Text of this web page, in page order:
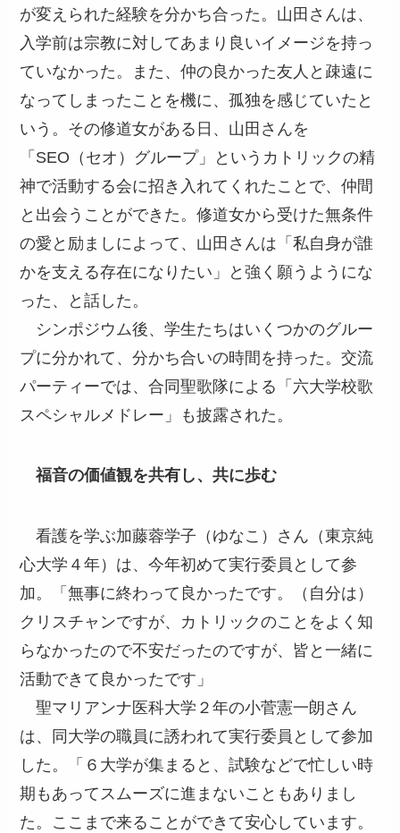
が変えられた経験を分かち合った。山田さんは、
入学前は宗教に対してあまり良いイメージを持っ
ていなかった。また、仲の良かった友人と疎遠に
なってしまったことを機に、孤独を感じていたと
いう。その修道女がある日、山田さんを
「SEO（セオ）グループ」というカトリックの精
神で活動する会に招き入れてくれたことで、仲間
と出会うことができた。修道女から受けた無条件
の愛と励ましによって、山田さんは「私自身が誰
かを支える存在になりたい」と強く願うようにな
った、と話した。
シンポジウム後、学生たちはいくつかのグルー
プに分かれて、分かち合いの時間を持った。交流
パーティーでは、合同聖歌隊による「六大学校歌
スペシャルメドレー」も披露された。
福音の価値観を共有し、共に歩む
看護を学ぶ加藤蓉学子（ゆなこ）さん（東京純
心大学４年）は、今年初めて実行委員として参
加。「無事に終わって良かったです。（自分は）
クリスチャンですが、カトリックのことをよく知
らなかったので不安だったのですが、皆と一緒に
活動できて良かったです」
聖マリアンナ医科大学２年の小菅憲一朗さん
は、同大学の職員に誘われて実行委員として参加
した。「６大学が集まると、試験などで忙しい時
期もあってスムーズに進まないこともありまし
た。ここまで来ることができて安心しています。